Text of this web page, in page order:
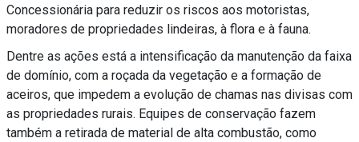
Concessionária para reduzir os riscos aos motoristas,
moradores de propriedades lindeiras, à flora e à fauna.
Dentre as ações está a intensificação da manutenção da faixa
de domínio, com a roçada da vegetação e a formação de
aceiros, que impedem a evolução de chamas nas divisas com
as propriedades rurais. Equipes de conservação fazem
também a retirada de material de alta combustão, como